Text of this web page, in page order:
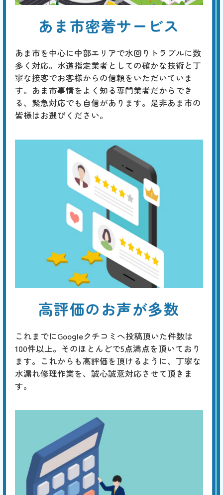
トイレの水位がいつもよ
り低い
基本料
EB
限
定
割
引
合計 6,600円〜
通常、つまった場合は水位が上がるので、トイレタンクに水が溜まって
いない場合は、タンク内の調整が必要です。タンク内にある標準水位
は、水面から出たオーバーフロー管に刻印された「WL」の位置です。
水位が低い場合は、水漏れや排水の問題が考えられます。
あま市密着サービス
あま市を中心に中部エリアで水回りトラブルに数
多く対応。水道指定業者としての確かな技術と丁
寧な接客でお客様からの信頼をいただいていま
す。あま市事情をよく知る専門業者だからでき
る、緊急対応でも自信があります。是非あま市の
皆様はお選びください。
高評価のお声が多数
これまでにGoogleクチコミへ投稿頂いた件数は
100件以上。そのほとんどで5点満点を頂いており
ます。これからも高評価を頂けるように、丁寧な
水漏れ修理作業を、誠心誠意対応させて頂きま
す。